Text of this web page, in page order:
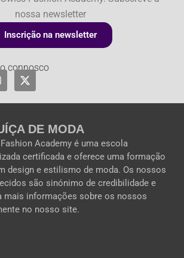
nossa newsletter
Inscrição na newsletter
connosco
X
-
w
t
t
e
r
DE MODA
Academy é uma escola
certificada e oferece uma formação
design e estilismo de moda. Os nossos
são sinónimo de credibilidade e
mais informações sobre os nossos
no nosso site.